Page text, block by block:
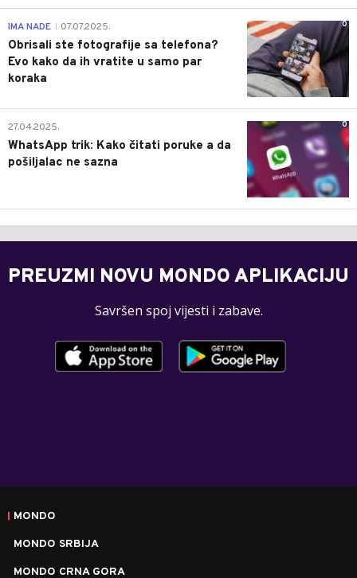
0
IMA NADE 07.07.2025.
Obrisali ste fotografije sa telefona?
Evo kako da ih vratite u samo par
koraka
0
27.04.2025.
WhatsApp trik: Kako čitati poruke a da
pošiljalac ne sazna
PREUZMI NOVU MONDO APLIKACIJU
Savršen spoj vijesti i zabave.
MONDO
MONDO SRBIJA
MONDO CRNA GORA